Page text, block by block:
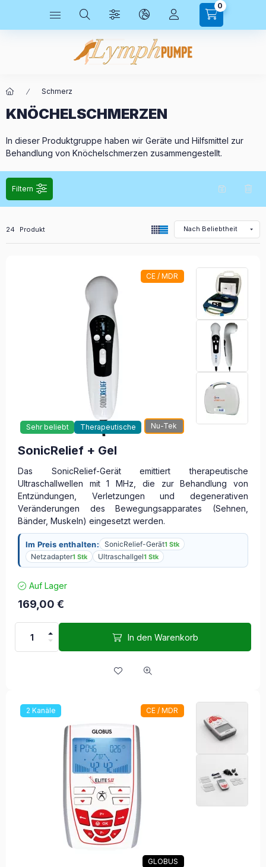
0
Schmerz
KNÖCHELSCHMERZEN
In dieser Produktgruppe haben wir Geräte und Hilfsmittel zur
Behandlung von Knöchelschmerzen zusammengestellt.
Filtern
Alle Produkte in der Kategorie
24 Produkt
CE / MDR
Sehr beliebt Therapeutische Nu-Tek
SonicRelief + Gel
Das SonicRelief-Gerät emittiert therapeutische
Ultraschallwellen mit 1 MHz, die zur Behandlung von
Entzündungen, Verletzungen und degenerativen
Veränderungen des Bewegungsapparates (Sehnen,
Bänder, Muskeln) eingesetzt werden.
Im Preis enthalten: SonicRelief-Gerät1 Stk
Netzadapter1 Stk Ultraschallgel1 Stk
Auf Lager
169,00 €
In den Warenkorb
2 Kanäle CE / MDR
GLOBUS